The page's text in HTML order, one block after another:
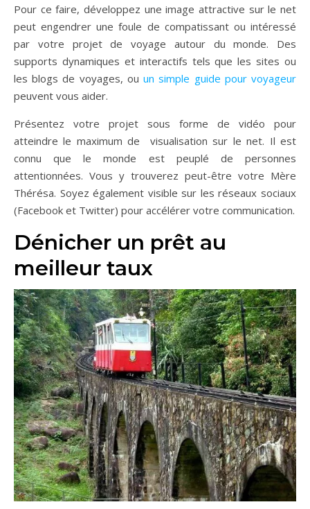
Pour ce faire, développez une image attractive sur le net
peut engendrer une foule de compatissant ou intéressé
par votre projet de voyage autour du monde. Des
supports dynamiques et interactifs tels que les sites ou
les blogs de voyages, ouun simple guide pour voyageur
peuvent vous aider.
Présentez votre projet sous forme de vidéo pour
atteindre le maximum de visualisation sur le net. Il est
connu que le monde est peuplé de personnes
attentionnées. Vous y trouverez peut-être votre Mère
Thérésa. Soyez également visible sur les réseaux sociaux
(Facebook et Twitter) pour accélérer votre communication.
Dénicher un prêt au
meilleur taux